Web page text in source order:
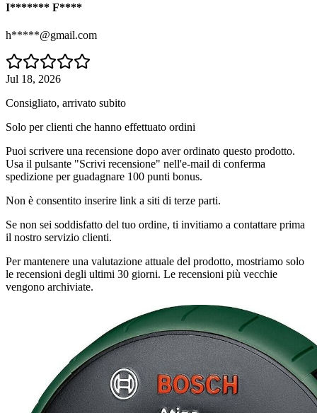
I******* F****
h*****@gmail.com
Jul 18, 2026
Consigliato, arrivato subito
Solo per clienti che hanno effettuato ordini
Puoi scrivere una recensione dopo aver ordinato questo prodotto.
Usa il pulsante "Scrivi recensione" nell'e-mail di conferma
spedizione per guadagnare 100 punti bonus.
Non è consentito inserire link a siti di terze parti.
Se non sei soddisfatto del tuo ordine, ti invitiamo a contattare prima
il nostro servizio clienti.
Per mantenere una valutazione attuale del prodotto, mostriamo solo
le recensioni degli ultimi 30 giorni. Le recensioni più vecchie
vengono archiviate.